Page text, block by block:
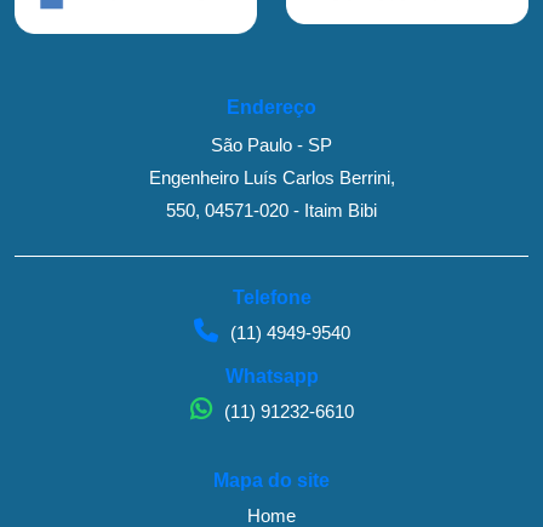
Endereço
São Paulo - SP
Engenheiro Luís Carlos Berrini,
550, 04571-020 - Itaim Bibi
Telefone
(11) 4949-9540
Whatsapp
(11) 91232-6610
Mapa do site
Home